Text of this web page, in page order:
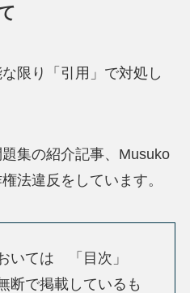
限り「引用」で対処し
集の紹介記事、Musuko
法違反をしています。
いては 「目次」
断で掲載しているも